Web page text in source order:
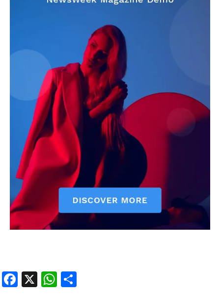
AIN NEWS 1
Contact Us
Privacy Policy
Terms of Use Agreement
Facebook
X WhatsApp
Share
Facebook
X WhatsApp